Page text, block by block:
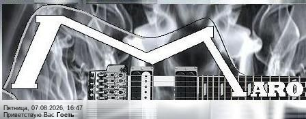
Пятница, 07.08.2026, 16:47
Приветствую Вас Гость